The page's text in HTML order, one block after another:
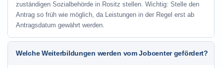
zuständigen Sozialbehörde in Rositz stellen. Wichtig: Stelle den
Antrag so früh wie möglich, da Leistungen in der Regel erst ab
Antragsdatum gewährt werden.
Welche Weiterbildungen werden vom Jobcenter gefördert?